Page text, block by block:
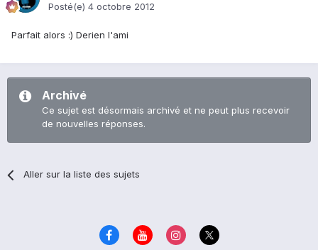
Posté(e) 4 octobre 2012
Parfait alors :) Derien l'ami
Archivé
Ce sujet est désormais archivé et ne peut plus recevoir
de nouvelles réponses.
Aller sur la liste des sujets